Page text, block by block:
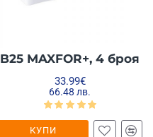
B25 MAXFOR+, 4 броя
33.99€
66.48 лв.
КУПИ